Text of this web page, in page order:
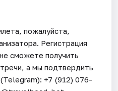
пожалуйста,
Регистрация
сможете получить
а мы подтвердить
+7 (912) 076-